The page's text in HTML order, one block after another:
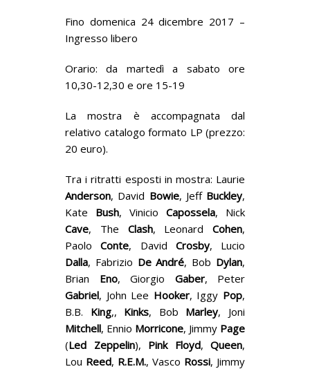
Fino domenica 24 dicembre 2017 –
Ingresso libero
Orario: da martedì a sabato ore
10,30-12,30 e ore 15-19
La mostra è accompagnata dal
relativo catalogo formato LP (prezzo:
20 euro).
Tra i ritratti esposti in mostra: Laurie
Anderson, David Bowie, Jeff Buckley,
Kate Bush, Vinicio Capossela, Nick
Cave, The Clash, Leonard Cohen,
PaoloConte, David Crosby, Lucio
Dalla, Fabrizio De André, Bob Dylan,
Brian Eno, Giorgio Gaber, Peter
Gabriel, John Lee Hooker, Iggy Pop,
B.B. King,, Kinks, Bob Marley, Joni
Mitchell, Ennio Morricone, Jimmy Page
(Led Zeppelin), Pink Floyd, Queen,
Lou Reed, R.E.M., Vasco Rossi, Jimmy